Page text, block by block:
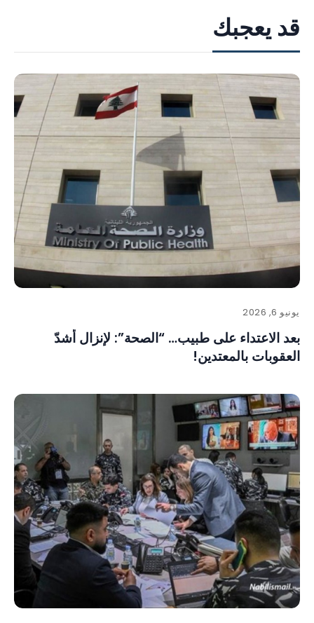
قد يعجبك
يونيو 6, 2026
بعد الاعتداء على طبيب… “الصحة”: لإنزال أشدّ
العقوبات بالمعتدين!